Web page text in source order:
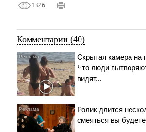
1326
Комментарии (40)
Скрытая камера на
Что люди
видят...
Ролик длится
смеяться вы